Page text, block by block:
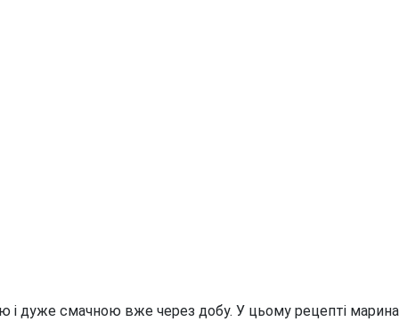
дуже смачною вже через добу. У цьому рецепті